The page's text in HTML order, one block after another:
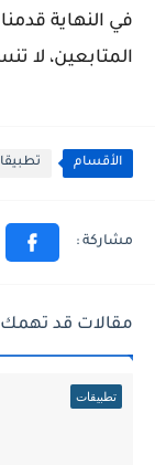
في النهاية
المتابعين، لا
الأقسام
مقالات قد تهمك
تطبيقات